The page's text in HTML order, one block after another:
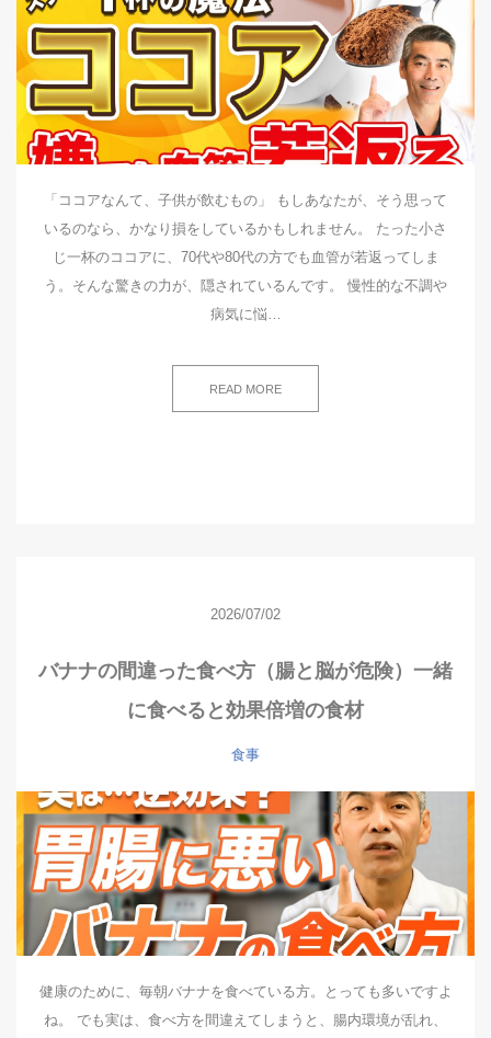
「ココアなんて、子供が飲むもの」 もしあなたが、そう思って
いるのなら、かなり損をしているかもしれません。 たった小さ
じ一杯のココアに、70代や80代の方でも血管が若返ってしま
う。そんな驚きの力が、隠されているんです。 慢性的な不調や
病気に悩…
READ MORE
2026/07/02
バナナの間違った食べ方（腸と脳が危険）一緒
に食べると効果倍増の食材
食事
健康のために、毎朝バナナを食べている方。とっても多いですよ
ね。 でも実は、食べ方を間違えてしまうと、腸内環境が乱れ、